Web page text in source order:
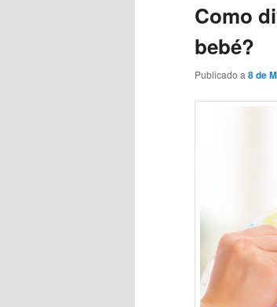
Como
bebé?
Publicado a 8 de